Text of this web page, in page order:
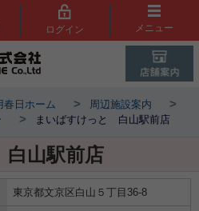
ログイン メニュー
日ホーム > 周辺施設案内 >
> まいばすけっと 白山駅前店
山駅前店
東京都文京区白山５丁目36-8